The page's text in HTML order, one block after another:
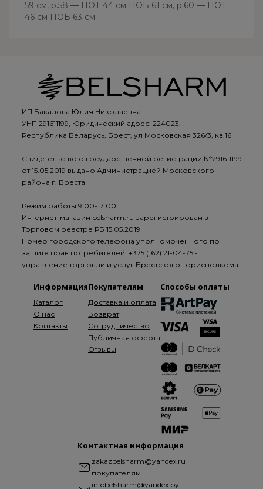
59 см, р.58 — ПОТ 44 см ПОБ 61 см, р.60 — ПОТ
46 см ПОБ 63 см.
ИП Бакалова Юлия Николаевна
УНП 291611199, Юридический адрес: 224023,
Республика Беларусь, Брест, ул Московская 326/3, кв.16
Свидетельство о государственной регистрации №291611199
от 15.05.2019 выдано Администрацией Московского
района г. Бреста
Режим работы 9:00-17:00
Интернет-магазин belsharm.ru зарегистрирован в
Торговом реестре РБ 15.05.2019
Номер городского телефона уполномоченного по
защите прав потребителей: +375 (162) 21-04-75 -
управление торговли и услуг Брестского горисполкома.
Информация
Каталог
О нас
Контакты
Покупателям
Доставка и оплата
Возврат
Сотрудничество
Публичная оферта
Отзывы
Способы оплаты
Контактная информация
zakazbelsharm@yandex.ru
покупателям
infobelsharm@yandex.by